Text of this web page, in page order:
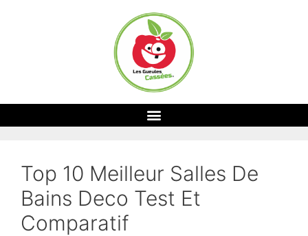
Top 10 Meilleur Salles De
Bains Deco Test Et
Comparatif